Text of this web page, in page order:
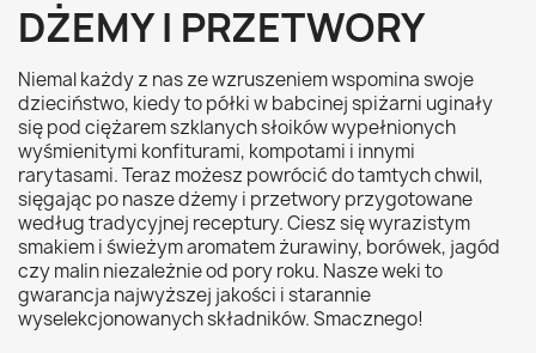
DŻEMY I PRZETWORY
Niemal każdy z nas ze wzruszeniem wspomina swoje
dzieciństwo, kiedy to półki w babcinej spiżarni uginały
się pod ciężarem szklanych słoików wypełnionych
wyśmienitymi konfiturami, kompotami i innymi
rarytasami. Teraz możesz powrócić do tamtych chwil,
sięgając po nasze dżemy i przetwory przygotowane
według tradycyjnej receptury. Ciesz się wyrazistym
smakiem i świeżym aromatem żurawiny, borówek, jagód
czy malin niezależnie od pory roku. Nasze weki to
gwarancja najwyższej jakości i starannie
wyselekcjonowanych składników. Smacznego!